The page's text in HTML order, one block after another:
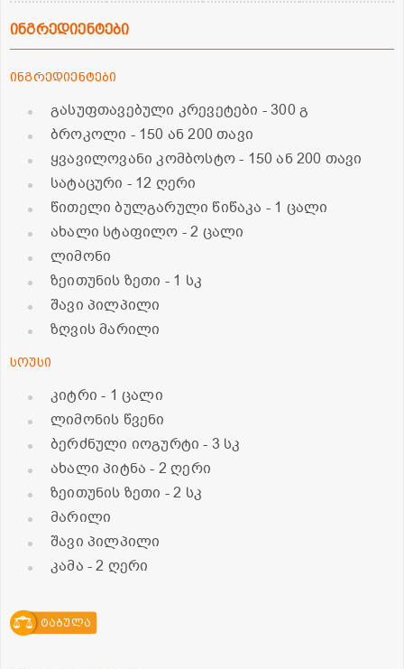
ინგრედიენტები
ინგრედიენტები
გასუფთავებული კრევეტები - 300 გ
ბროკოლი - 150 ან 200 თავი
ყვავილოვანი კომბოსტო- 150 ან 200 თავი
სატაცური - 12 ღერი
წითელი ბულგარული წიწაკა - 1 ცალი
ახალი სტაფილო - 2 ცალი
ლიმონი
ზეითუნის ზეთი - 1 სკ
შავი პილპილი
ზღვის მარილი
სოუსი
კიტრი- 1 ცალი
ლიმონის წვენი
ბერძნული იოგურტი- 3 სკ
ახალი პიტნა- 2 ღერი
ზეითუნის ზეთი - 2 სკ
მარილი
შავი პილპილი
კამა - 2 ღერი
ტაბულა